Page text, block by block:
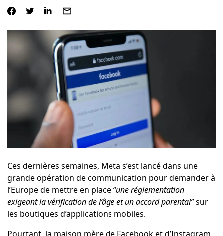
Ces dernières semaines, Meta s’est lancé dans une
grande opération de communication pour demander à
l’Europe de mettre en place“une réglementation
exigeant la vérification de l’âge et un accord parental”sur
les boutiques d’applications mobiles.
Pourtant, la maison mère de Facebook et d’Instagram